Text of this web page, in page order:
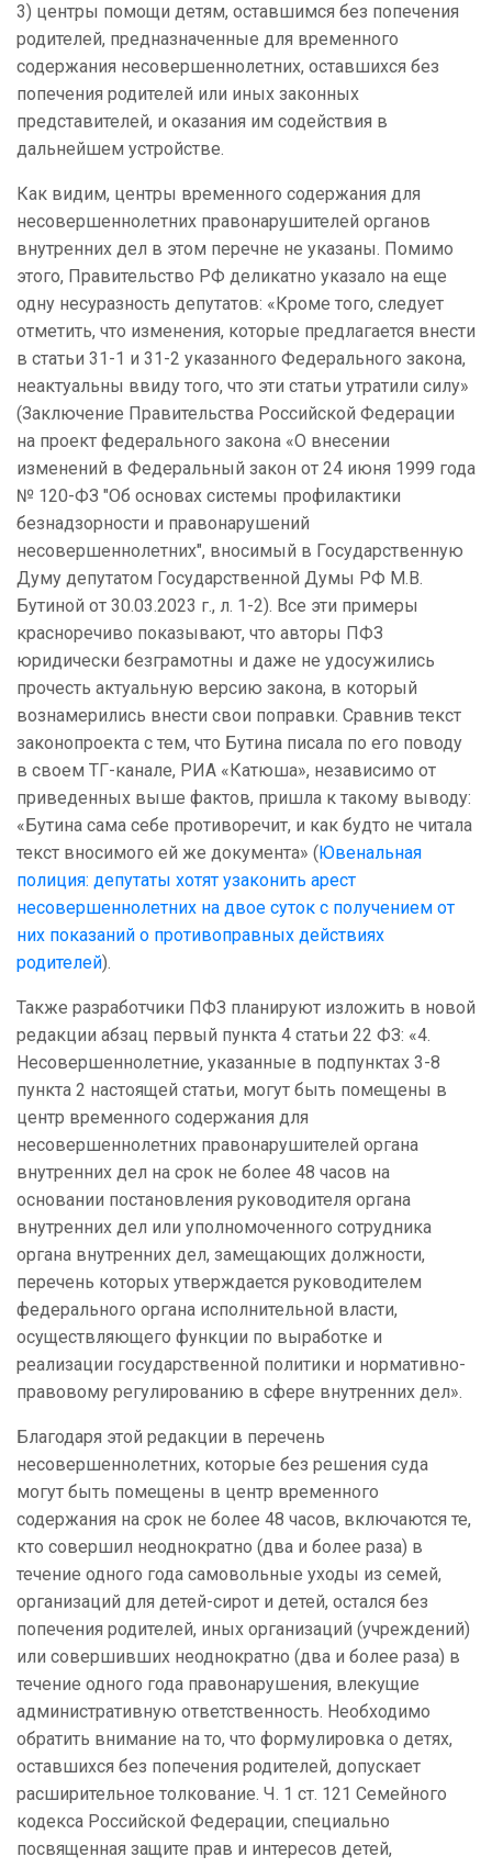
3) центры помощи детям, оставшимся без попечения
родителей, предназначенные для временного
содержания несовершеннолетних, оставшихся без
попечения родителей или иных законных
представителей, и оказания им содействия в
дальнейшем устройстве.
Как видим, центры временного содержания для
несовершеннолетних правонарушителей органов
внутренних дел в этом перечне не указаны. Помимо
этого, Правительство РФ деликатно указало на еще
одну несуразность депутатов: «Кроме того, следует
отметить, что изменения, которые предлагается внести
в статьи 31-1 и 31-2 указанного Федерального закона,
неактуальны ввиду того, что эти статьи утратили силу»
(Заключение Правительства Российской Федерации
на проект федерального закона «О внесении
изменений в Федеральный закон от 24 июня 1999 года
№ 120-ФЗ "Об основах системы профилактики
безнадзорности и правонарушений
несовершеннолетних", вносимый в Государственную
Думу депутатом Государственной Думы РФ М.В.
Бутиной от 30.03.2023 г., л. 1-2). Все эти примеры
красноречиво показывают, что авторы ПФЗ
юридически безграмотны и даже не удосужились
прочесть актуальную версию закона, в который
вознамерились внести свои поправки. Сравнив текст
законопроекта с тем, что Бутина писала по его поводу
в своем ТГ-канале, РИА «Катюша», независимо от
приведенных выше фактов, пришла к такому выводу:
«Бутина сама себе противоречит, и как будто не читала
текст вносимого ей же документа» (Ювенальная
полиция: депутаты хотят узаконить арест
несовершеннолетних на двое суток с получением от
них показаний о противоправных действиях
родителей).
Также разработчики ПФЗ планируют изложить в новой
редакции абзац первый пункта 4 статьи 22 ФЗ: «4.
Несовершеннолетние, указанные в подпунктах 3-8
пункта 2 настоящей статьи, могут быть помещены в
центр временного содержания для
несовершеннолетних правонарушителей органа
внутренних дел на срок не более 48 часов на
основании постановления руководителя органа
внутренних дел или уполномоченного сотрудника
органа внутренних дел, замещающих должности,
перечень которых утверждается руководителем
федерального органа исполнительной власти,
осуществляющего функции по выработке и
реализации государственной политики и нормативно-
правовому регулированию в сфере внутренних дел».
Благодаря этой редакции в перечень
несовершеннолетних, которые без решения суда
могут быть помещены в центр временного
содержания на срок не более 48 часов, включаются те,
кто совершил неоднократно (два и более раза) в
течение одного года самовольные уходы из семей,
организаций для детей-сирот и детей, остался без
попечения родителей, иных организаций (учреждений)
или совершивших неоднократно (два и более раза) в
течение одного года правонарушения, влекущие
административную ответственность. Необходимо
обратить внимание на то, что формулировка о детях,
оставшихся без попечения родителей, допускает
расширительное толкование. Ч. 1 ст. 121 Семейного
кодекса Российской Федерации, специально
посвященная защите прав и интересов детей,